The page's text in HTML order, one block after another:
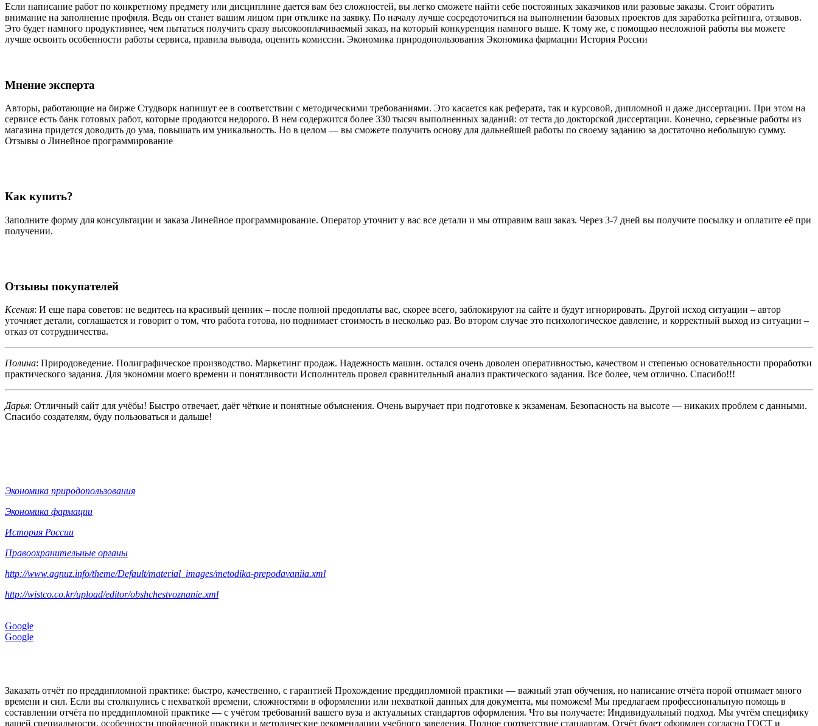
Если написание работ по конкретному предмету или дисциплине дается вам без сложностей, вы легко сможете найти себе постоянных заказчиков или разовые заказы. Стоит обратить
внимание на заполнение профиля. Ведь он станет вашим лицом при отклике на заявку. По началу лучше сосредоточиться на выполнении базовых проектов для заработка рейтинга, отзывов.
Это будет намного продуктивнее, чем пытаться получить сразу высокооплачиваемый заказ, на который конкуренция намного выше. К тому же, с помощью несложной работы вы можете
лучше освоить особенности работы сервиса, правила вывода, оценить комиссии. Экономика природопользования Экономика фармации История России
Мнение эксперта
Авторы, работающие на бирже Студворк напишут ее в соответствии с методическими требованиями. Это касается как реферата, так и курсовой, дипломной и даже диссертации. При этом на
сервисе есть банк готовых работ, которые продаются недорого. В нем содержится более 330 тысяч выполненных заданий: от теста до докторской диссертации. Конечно, серьезные работы из
магазина придется доводить до ума, повышать им уникальность. Но в целом — вы сможете получить основу для дальнейшей работы по своему заданию за достаточно небольшую сумму.
Отзывы о Линейное программирование
Как купить?
Заполните форму для консультации и заказа Линейное программирование. Оператор уточнит у вас все детали и мы отправим ваш заказ. Через 3-7 дней вы получите посылку и оплатите её при
получении.
Отзывы покупателей
Ксения: И еще пара советов: не ведитесь на красивый ценник – после полной предоплаты вас, скорее всего, заблокируют на сайте и будут игнорировать. Другой исход ситуации – автор
уточняет детали, соглашается и говорит о том, что работа готова, но поднимает стоимость в несколько раз. Во втором случае это психологическое давление, и корректный выход из ситуации –
отказ от сотрудничества.
Полина: Природоведение. Полиграфическое производство. Маркетинг продаж. Надежность машин. остался очень доволен оперативностью, качеством и степенью основательности проработки
практического задания. Для экономии моего времени и понятливости Исполнитель провел сравнительный анализ практического задания. Все более, чем отлично. Спасибо!!!
Дарья: Отличный сайт для учёбы! Быстро отвечает, даёт чёткие и понятные объяснения. Очень выручает при подготовке к экзаменам. Безопасность на высоте — никаких проблем с данными.
Спасибо создателям, буду пользоваться и дальше!
Экономика природопользования
Экономика фармации
История России
Правоохранительные органы
http://www.agnuz.info/theme/Default/material_images/metodika-prepodavaniia.xml
http://wistco.co.kr/upload/editor/obshchestvoznanie.xml
Google
Google
Заказать отчёт по преддипломной практике: быстро, качественно, с гарантией Прохождение преддипломной практики — важный этап обучения, но написание отчёта порой отнимает много
времени и сил. Если вы столкнулись с нехваткой времени, сложностями в оформлении или нехваткой данных для документа, мы поможем! Мы предлагаем профессиональную помощь в
составлении отчёта по преддипломной практике — с учётом требований вашего вуза и актуальных стандартов оформления. Что вы получаете: Индивидуальный подход. Мы учтём специфику
вашей специальности, особенности пройденной практики и методические рекомендации учебного заведения. Полное соответствие стандартам. Отчёт будет оформлен согласно ГОСТ и